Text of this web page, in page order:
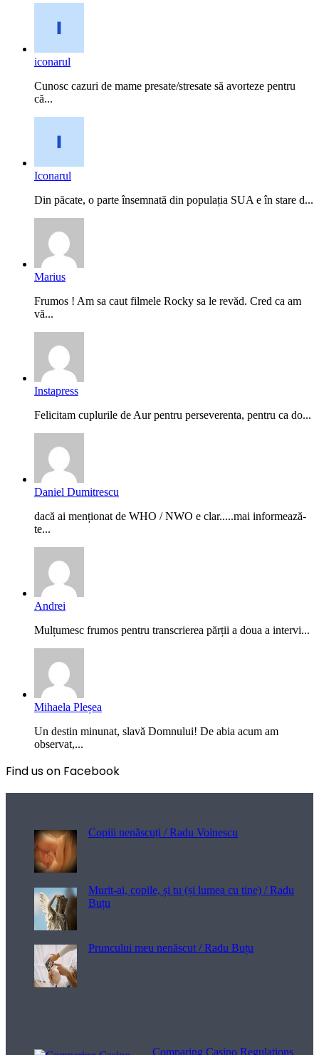
iconarul
Cunosc cazuri de mame presate/stresate să avorteze pentru
că...
Iconarul
Din păcate, o parte însemnată din populația SUA e în stare d...
Marius
Frumos ! Am sa caut filmele Rocky sa le revăd. Cred ca am
vă...
Instapress
Felicitam cuplurile de Aur pentru perseverenta, pentru ca do...
Daniel Dumitrescu
dacă ai menționat de WHO / NWO e clar.....mai informează-
te...
Andrei
Mulțumesc frumos pentru transcrierea părții a doua a intervi...
Mihaela Pleșea
Un destin minunat, slavă Domnului! De abia acum am
observat,...
Find us on Facebook
Copiii nenăscuți / Radu Voinescu
Murit-ai, copile, și tu (și lumea cu tine) / Radu
Buțu
Pruncului meu nenăscut / Radu Buțu
Comparing Casino Regulations